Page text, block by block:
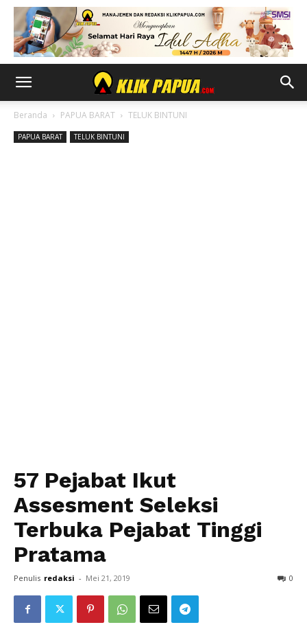
Beranda PAPUA BARAT TELUK BINTUNI
PAPUA BARAT TELUK BINTUNI
57 Pejabat Ikut
Assesment Seleksi
Terbuka Pejabat Tinggi
Pratama
Penulis redaksi - Mei 21, 2019 0